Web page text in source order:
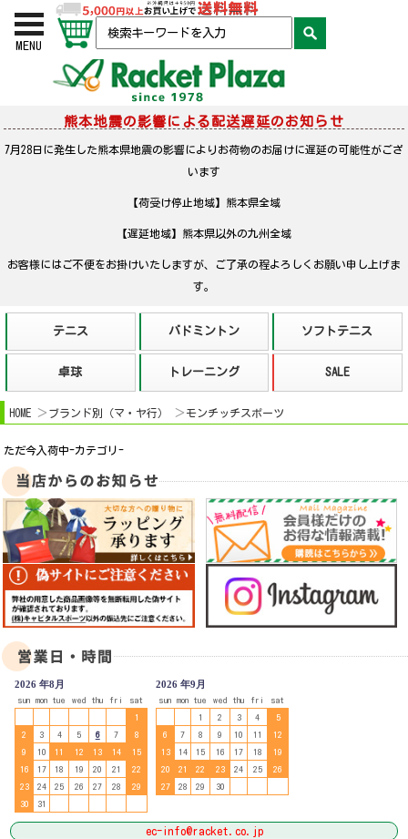
MENU
熊本地震の影響による配送遅延のお知らせ
7月28日に発生した熊本県地震の影響によりお荷物のお届けに遅延の可能性がござ
います
【荷受け停止地域】熊本県全域
【遅延地域】熊本県以外の九州全域
お客様にはご不便をお掛けいたしますが、ご了承の程よろしくお願い申し上げま
す。
HOME ブランド別（マ・ヤ行） モンチッチスポーツ
ただ今入荷中-カテゴリ-
2026 年8月
sun mon tue wed thu fri
sat
1
2
3 4 5 6 7
8
9
10 11 12 13 14
15
16
17 18 19 20 21
22
23
24 25 26 27 28
29
30
31
2026 年9月
sun mon tue wed thu fri
sat
1
2 3 4
5
6
7 8 9 10 11
12
13
14 15 16 17 18
19
20
21 22 23 24 25
26
27
28 29 30
ec-info@racket.co.jp